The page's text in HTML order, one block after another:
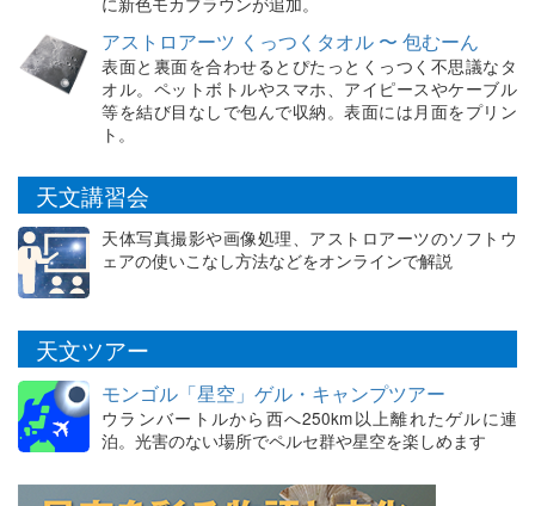
アストロアーツ くっつくタオル 〜 包むーん
表面と裏面を合わせるとぴたっとくっつく不思議なタ
オル。ペットボトルやスマホ、アイピースやケーブル
等を結び目なしで包んで収納。表面には月面をプリン
ト。
天文講習会
天体写真撮影や画像処理、アストロアーツのソフトウ
ェアの使いこなし方法などをオンラインで解説
天文ツアー
モンゴル「星空」ゲル・キャンプツアー
ウランバートルから西へ250km以上離れたゲルに連
泊。光害のない場所でペルセ群や星空を楽しめます